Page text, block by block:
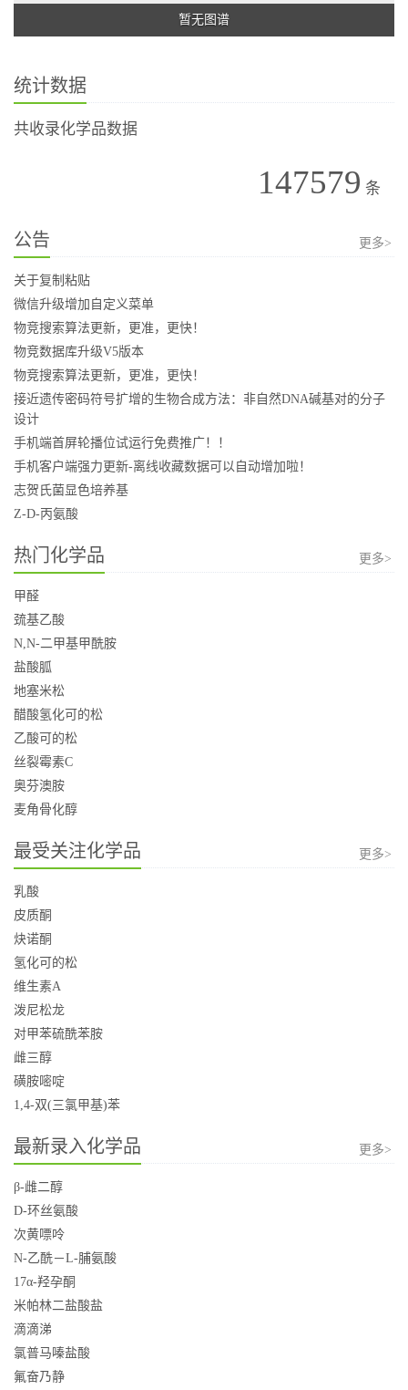
暂无图谱
统计数据
共收录化学品数据
147579 条
公告 更多>
关于复制粘贴
微信升级增加自定义菜单
物竞搜索算法更新，更准，更快！
物竞数据库升级V5版本
物竞搜索算法更新，更准，更快！
接近遗传密码符号扩增的生物合成方法：非自然DNA碱基对的分子
设计
手机端首屏轮播位试运行免费推广！！
手机客户端强力更新-离线收藏数据可以自动增加啦！
志贺氏菌显色培养基
Z-D-丙氨酸
热门化学品 更多>
甲醛
巯基乙酸
N,N-二甲基甲酰胺
盐酸胍
地塞米松
醋酸氢化可的松
乙酸可的松
丝裂霉素C
奥芬澳胺
麦角骨化醇
最受关注化学品 更多>
乳酸
皮质酮
炔诺酮
氢化可的松
维生素A
泼尼松龙
对甲苯硫酰苯胺
雌三醇
磺胺嘧啶
1,4-双(三氯甲基)苯
最新录入化学品 更多>
β-雌二醇
D-环丝氨酸
次黄嘌呤
N-乙酰－L-脯氨酸
17α-羟孕酮
米帕林二盐酸盐
滴滴涕
氯普马嗪盐酸
氟奋乃静